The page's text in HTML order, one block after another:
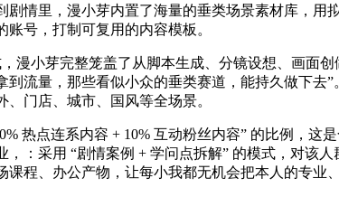
里，漫小芽内置了海量的垂类场景素材库，用
号，打制可复用的内容模板。
小芽完整笼盖了从脚本生成、分镜设想、画面
流量，那些看似小众的垂类赛道，能持久做下
门店、城市、国风等全场景。
热点连系内容 + 10% 互动粉丝内容” 的比例，这
：采用 “剧情案例 + 学问点拆解” 的模式，对该
程、办公产物，让每小我都无机会把本人的专业